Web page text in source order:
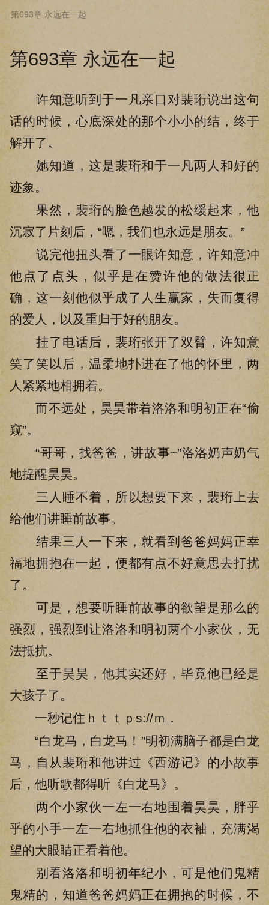
第693章 永远在一起
许知意听到于一凡亲口对裴珩说出这句
话的时候，心底深处的那个小小的结，终于
解开了。
她知道，这是裴珩和于一凡两人和好的
迹象。
果然，裴珩的脸色越发的松缓起来，他
沉寂了片刻后，“嗯，我们也永远是朋友。”
说完他扭头看了一眼许知意，许知意冲
他点了点头，似乎是在赞许他的做法很正
确，这一刻他似乎成了人生赢家，失而复得
的爱人，以及重归于好的朋友。
挂了电话后，裴珩张开了双臂，许知意
笑了笑以后，温柔地扑进在了他的怀里，两
人紧紧地相拥着。
而不远处，昊昊带着洛洛和明初正在“偷
窥”。
“哥哥，找爸爸，讲故事~”洛洛奶声奶气
地提醒昊昊。
三人睡不着，所以想要下来，裴珩上去
给他们讲睡前故事。
结果三人一下来，就看到爸爸妈妈正幸
福地拥抱在一起，便都有点不好意思去打扰
了。
可是，想要听睡前故事的欲望是那么的
强烈，强烈到让洛洛和明初两个小家伙，无
法抵抗。
至于昊昊，他其实还好，毕竟他已经是
大孩子了。
一秒记住ｈｔｔｐs://ｍ．
“白龙马，白龙马！”明初满脑子都是白龙
马，自从裴珩和他讲过《西游记》的小故事
后，他听歌都得听《白龙马》。
两个小家伙一左一右地围着昊昊，胖乎
乎的小手一左一右地抓住他的衣袖，充满渴
望的大眼睛正看着他。
别看洛洛和明初年纪小，可是他们鬼精
鬼精的，知道爸爸妈妈正在拥抱的时候，不
第693章 永远在一起